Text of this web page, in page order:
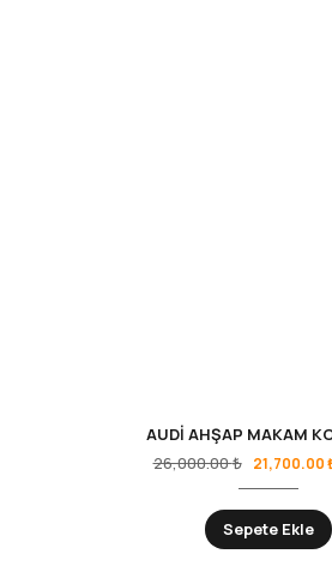
AUDİ AHŞAP MAKAM
26,000.00₺ 21,700.00
Sepete Ekle